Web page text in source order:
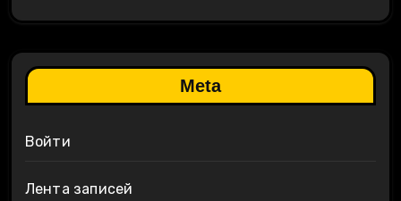
Meta
Войти
Лента записей